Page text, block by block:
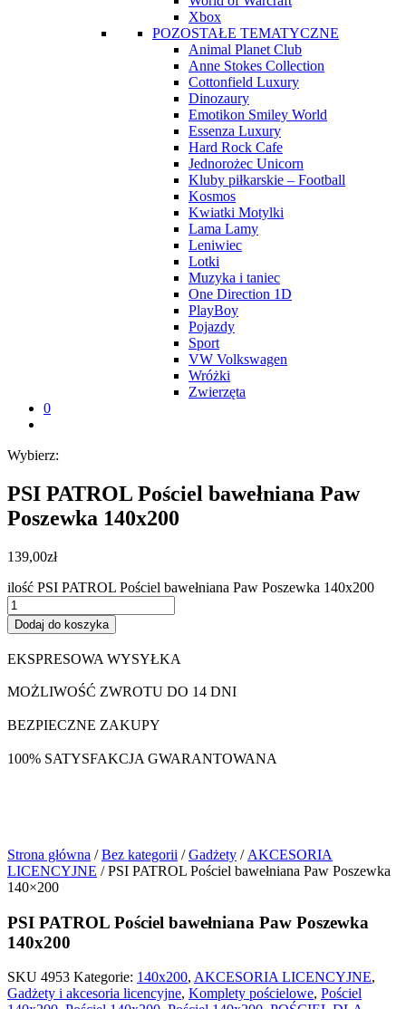
Xbox
POZOSTAŁE TEMATYCZNE
Animal Planet Club
Anne Stokes Collection
Cottonfield Luxury
Dinozaury
Emotikon Smiley World
Essenza Luxury
Hard Rock Cafe
Jednorożec Unicorn
Kluby piłkarskie – Football
Kosmos
Kwiatki Motylki
Lama Lamy
Leniwiec
Lotki
Muzyka i taniec
One Direction 1D
PlayBoy
Pojazdy
Sport
VW Volkswagen
Wróżki
Zwierzęta
0
Wybierz:
PSI PATROL Pościel bawełniana Paw
Poszewka 140x200
139,00zł
ilość PSI PATROL Pościel bawełniana Paw Poszewka 140x200
Dodaj do koszyka
EKSPRESOWA WYSYŁKA
MOŻLIWOŚĆ ZWROTU DO 14 DNI
BEZPIECZNE ZAKUPY
100% SATYSFAKCJA GWARANTOWANA
Strona główna /Bez kategorii /Gadżety / AKCESORIA
LICENCYJNE / PSI PATROL Pościel bawełniana Paw Poszewka
140×200
PSI PATROL Pościel bawełniana Paw Poszewka
140x200
SKU 4953 Kategorie: 140x200, AKCESORIA LICENCYJNE,
Gadżety i akcesoria licencyjne, Komplety pościelowe, Pościel